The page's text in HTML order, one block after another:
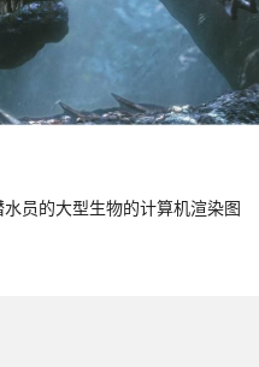
员的大型生物的计算机渲染图